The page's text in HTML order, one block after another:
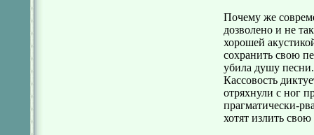
Почему же
дозволено и не
хорошей
сохранить свою
убила душу
Кассовость
отряхнули с ног
прагматически-
хотят излить